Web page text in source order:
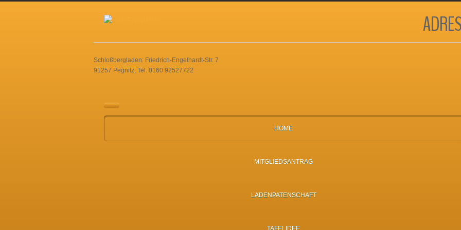
Schloßbergladen: Friedrich-Engelhardt-Str. 7
91257 Pegnitz, Tel. 0160 92527722
HOME
MITGLIEDSANTRAG
LADENPATENSCHAFT
TAFELIDEE